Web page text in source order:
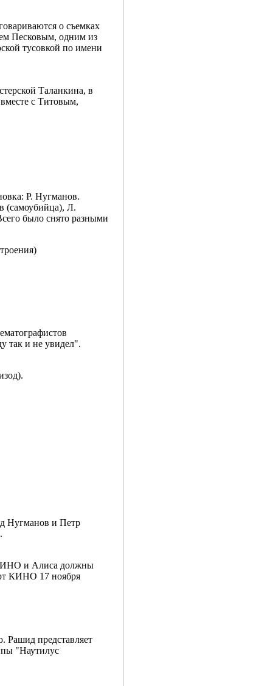
о съемках
Песковым, одним из
тусовкой по имени
Таланкина, в
с Титовым,
Р. Нугманов.
(самоубийца), Л.
было снято разными
так и не увидел".
Нугманов и Петр
и Алиса должны
КИНО 17 ноября
Рашид представляет
"Наутилус